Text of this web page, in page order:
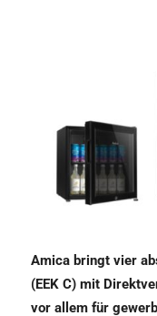
Amica bringt vier
(EEK C) mit
vor allem für